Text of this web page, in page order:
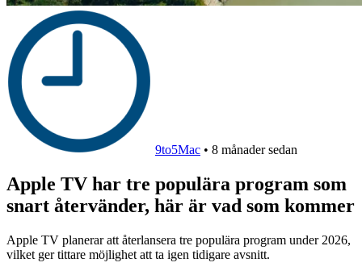
9to5Mac • 8 månader sedan
Apple TV har tre populära program som
snart återvänder, här är vad som kommer
Apple TV planerar att återlansera tre populära program under 2026,
vilket ger tittare möjlighet att ta igen tidigare avsnitt.